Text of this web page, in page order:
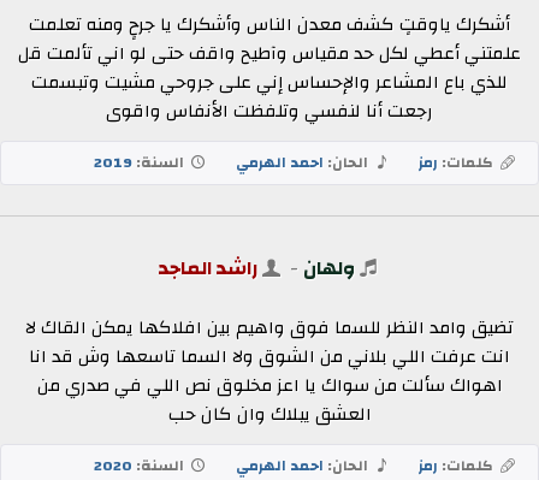
أشكرك ياوقتٍ كشف معدن الناس ‎وأشكرك يا جرحٍ ومنه تعلمت
‎علمتني أعطي لكل حد مقياس ‎وآطيح واقف حتى لو اني تألمت ‎قل
للذي باع المشاعر والإحساس ‎إني على جروحي مشيت وتبسمت
كلمات: رمز الحان: احمد الهرمي السنة:2019
ولهان - راشد الماجد
تضيق وامد النظر للسما فوق واهيم بين افلاكها يمكن القاك لا
انت عرفت اللي بلاني من الشوق ولا السما تاسعها وش قد انا
اهواك سألت من سواك يا اعز مخلوق نص اللي في صدري من
العشق يبلاك وان كان حب
كلمات: رمز الحان: احمد الهرمي السنة: 2020